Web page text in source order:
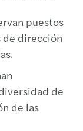
puestos
de dirección
de
de las